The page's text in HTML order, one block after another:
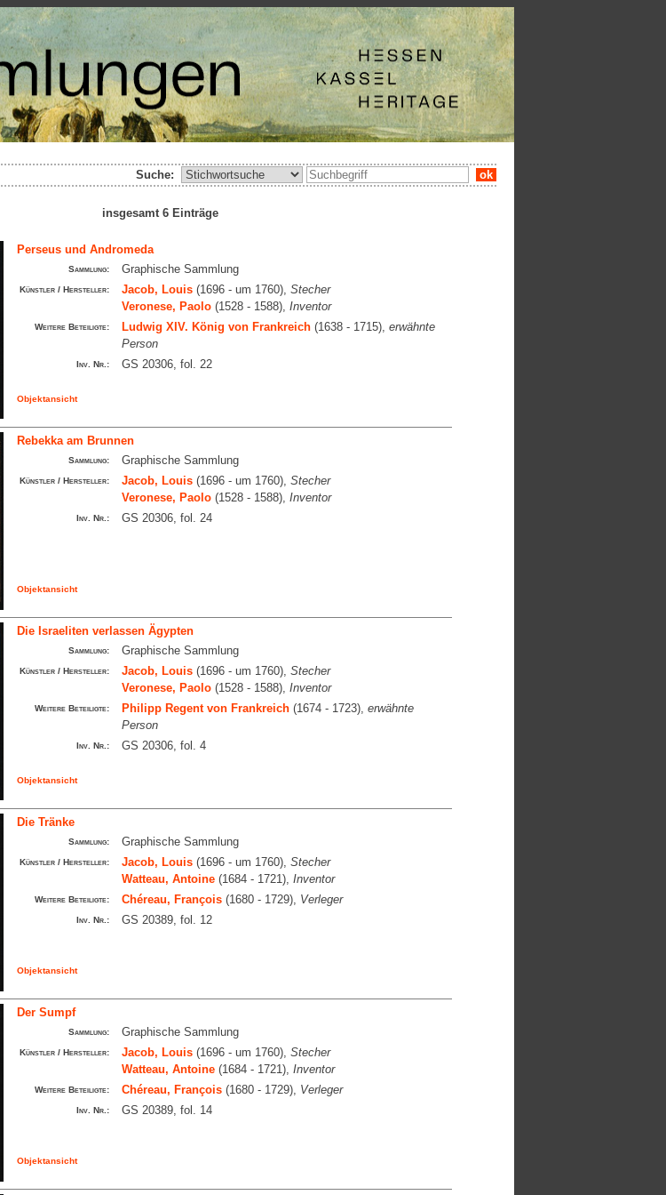
Suche: ok
insgesamt 6 Einträge
Perseus und Andromeda
Sammlung: Graphische Sammlung
Künstler / Hersteller: Jacob, Louis(1696 - um 1760), Stecher
Veronese, Paolo(1528 - 1588), Inventor
Weitere Beteiligte: Ludwig XIV. König von Frankreich(1638 - 1715), erwähnte
Person
Inv. Nr.: GS 20306, fol. 22
Objektansicht
Rebekka am Brunnen
Sammlung: Graphische Sammlung
Künstler / Hersteller: Jacob, Louis(1696 - um 1760), Stecher
Veronese, Paolo(1528 - 1588), Inventor
Inv. Nr.: GS 20306, fol. 24
Objektansicht
Die Israeliten verlassen Ägypten
Sammlung: Graphische Sammlung
Künstler / Hersteller: Jacob, Louis(1696 - um 1760), Stecher
Veronese, Paolo(1528 - 1588), Inventor
Weitere Beteiligte: Philipp Regent von Frankreich(1674 - 1723), erwähnte
Person
Inv. Nr.: GS 20306, fol. 4
Objektansicht
Die Tränke
Sammlung: Graphische Sammlung
Künstler / Hersteller: Jacob, Louis(1696 - um 1760), Stecher
Watteau, Antoine(1684 - 1721), Inventor
Weitere Beteiligte: Chéreau, François(1680 - 1729), Verleger
Inv. Nr.: GS 20389, fol. 12
Objektansicht
Der Sumpf
Sammlung: Graphische Sammlung
Künstler / Hersteller: Jacob, Louis(1696 - um 1760), Stecher
Watteau, Antoine(1684 - 1721), Inventor
Weitere Beteiligte: Chéreau, François(1680 - 1729), Verleger
Inv. Nr.: GS 20389, fol. 14
Objektansicht